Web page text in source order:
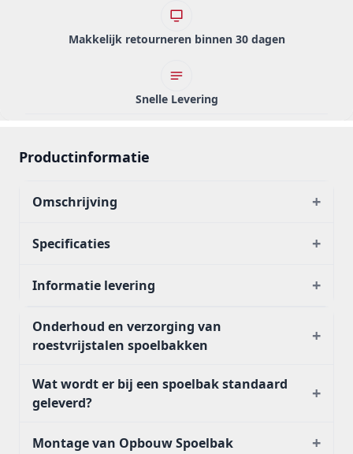
Makkelijk retourneren binnen 30 dagen
Snelle Levering
Productinformatie
Omschrijving +
Specificaties +
Informatie levering +
Onderhoud en verzorging van
roestvrijstalen spoelbakken
+
Wat wordt er bij een spoelbak standaard
geleverd?
+
Montage van Opbouw Spoelbak +